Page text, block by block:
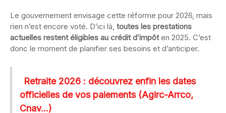
Le gouvernement envisage cette réforme pour 2026, mais
rien n’est encore voté. D’ici là, toutes les prestations
actuelles restent éligibles au crédit d’impôten 2025. C’est
donc le moment de planifier ses besoins et d’anticiper.
Retraite 2026 : découvrez enfin les dates
officielles de vos paiements (Agirc-Arrco,
Cnav...)